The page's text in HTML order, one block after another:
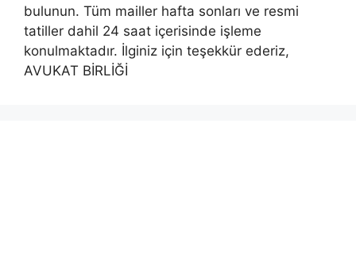
bulunun. Tüm mailler hafta sonları ve resmi
tatiller dahil 24 saat içerisinde işleme
konulmaktadır. İlginiz için teşekkür ederiz,
AVUKAT BİRLİĞİ